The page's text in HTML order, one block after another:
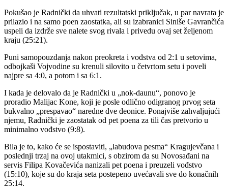
Pokušao je Radnički da uhvati rezultatski priključak, u par navrata je
prilazio i na samo poen zaostatka, ali su izabranici Siniše Gavrančića
uspeli da izdrže sve nalete svog rivala i privedu ovaj set željenom
kraju (25:21).
Puni samopouzdanja nakon preokreta i vođstva od 2:1 u setovima,
odbojkaši Vojvodine su krenuli silovito u četvrtom setu i poveli
najpre sa 4:0, a potom i sa 6:1.
I kada je delovalo da je Radnički u „nok-daunu“, ponovo je
proradio Malijac Kone, koji je posle odlično odigranog prvog seta
bukvalno „prespavao“ naredne dve deonice. Ponajviše zahvaljujući
njemu, Radnički je zaostatak od pet poena za tili čas pretvorio u
minimalno vođstvo (9:8).
Bila je to, kako će se ispostaviti, „labudova pesma“ Kragujevčana i
poslednji trzaj na ovoj utakmici, s obzirom da su Novosađani na
servis Filipa Kovačevića nanizali pet poena i preuzeli vođstvo
(15:10), koje su do kraja seta postepeno uvećavali sve do konačnih
25:14.